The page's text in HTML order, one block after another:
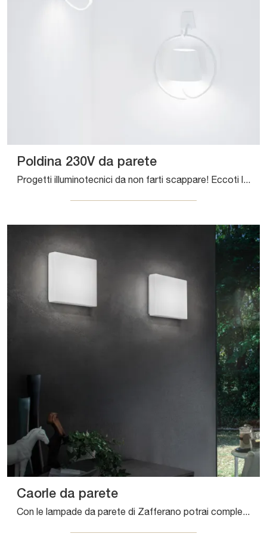
Poldina 230V da parete
Progetti illuminotecnici da non farti scappare! Eccoti la lampada da parete Poldina 230V da parete di Zafferano.
Caorle da parete
Con le lampade da parete di Zafferano potrai completare i tuoi interni: clicca e scopri Caorle da parete!